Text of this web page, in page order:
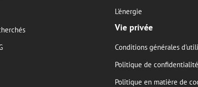
L'énergie
Vie privée
Conditions générales
Politique de confidentialité
Politique en matière de